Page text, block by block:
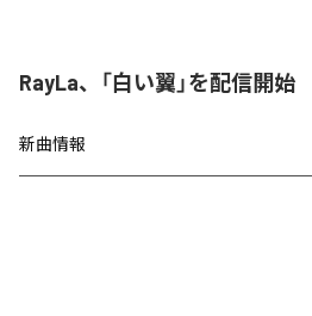
RayLa、「白い翼」を配信開始
新曲情報